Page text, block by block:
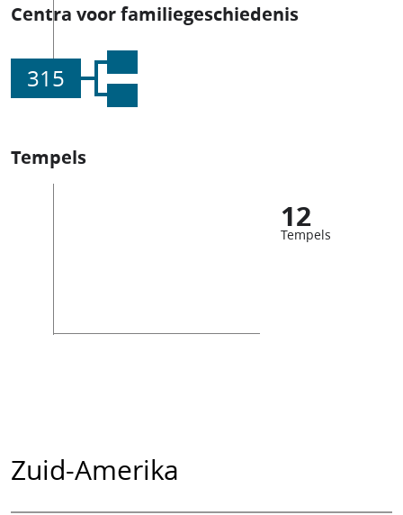
Centra voor familiegeschiedenis
315
Tempels
12
Tempels
Zuid-Amerika